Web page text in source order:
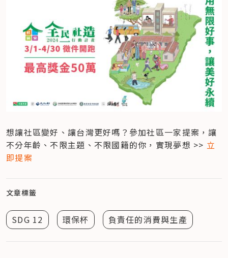
想讓社區變好、讓台灣更好嗎？參加社區一家提案，讓
不分年齡、不限主題、不限國籍的你，實現夢想 >> 立
即提案
文章標籤
SDG 12 環保杯 負責任的消費與生產